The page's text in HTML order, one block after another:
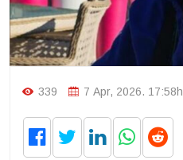
339 7 Apr, 2026. 17:58h